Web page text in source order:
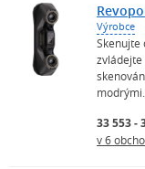
Výrobce
Skenujte
modrými...
33 553 -
v 6